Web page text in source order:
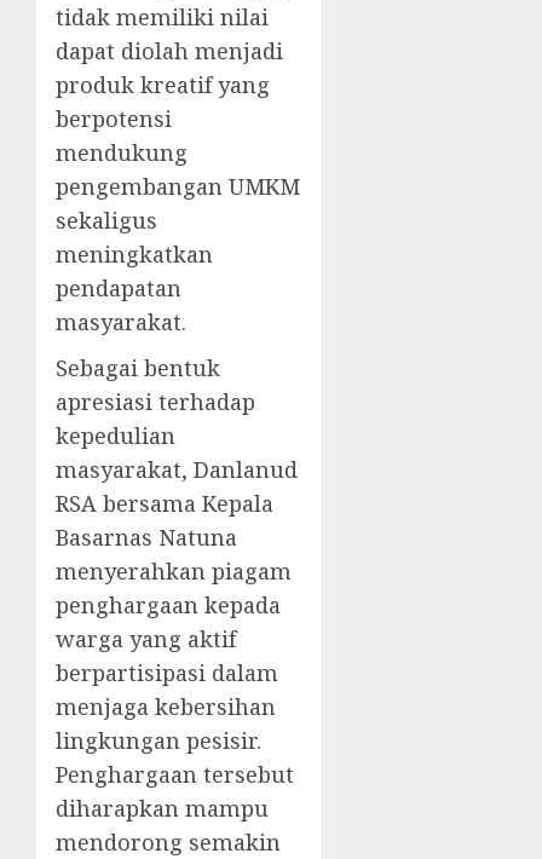
tidak memiliki nilai
dapat diolah menjadi
produk kreatif yang
berpotensi
mendukung
pengembangan UMKM
sekaligus
meningkatkan
pendapatan
masyarakat.
Sebagai bentuk
apresiasi terhadap
kepedulian
masyarakat, Danlanud
RSA bersama Kepala
Basarnas Natuna
menyerahkan piagam
penghargaan kepada
warga yang aktif
berpartisipasi dalam
menjaga kebersihan
lingkungan pesisir.
Penghargaan tersebut
diharapkan mampu
mendorong semakin